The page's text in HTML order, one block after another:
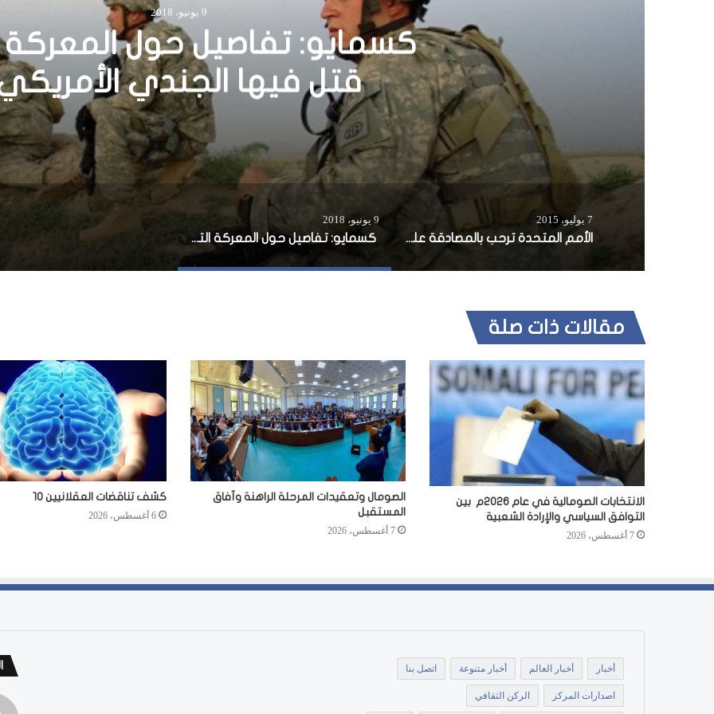
7 يوليو، 2015
الأمم المتحدة ترحب
اللجنة الوطنية للانتخابات
7 يوليو، 2015
الأمم المتحدة ترحب بالمصادقة على اللجنة الوطنية للانتخابات
9 يونيو، 2018
كسمايو: تفاصيل حول المعركة التي قتل فيها الجندي الأمريكي
مقالات ذات صلة
الانتخابات الصومالية في عام 2026م بين
التوافق السياسي والإرادة الشعبية
7 أغسطس، 2026
الصومال وتعقيدات المرحلة الراهنة وآفاق
المستقبل
7 أغسطس، 2026
كشف تناقضات العقلانيين 10
6 أغسطس، 2026
أخبار أخبار العالم أخبار متنوعة اتصل بنا
اصدارات المركز الركن الثقافي